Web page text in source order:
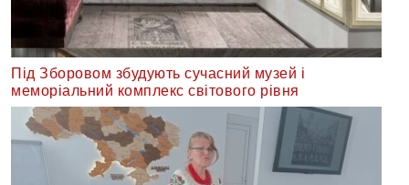
Під Зборовом збудують сучасний музей і
меморіальний комплекс світового рівня